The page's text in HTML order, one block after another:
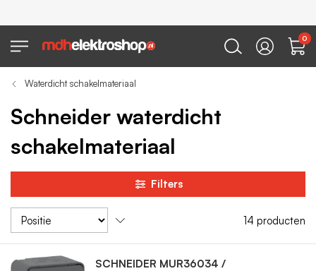
0
Waterdicht schakelmateriaal
Schneider waterdicht
schakelmateriaal
Filters
14 producten
SCHNEIDER MUR36034 /